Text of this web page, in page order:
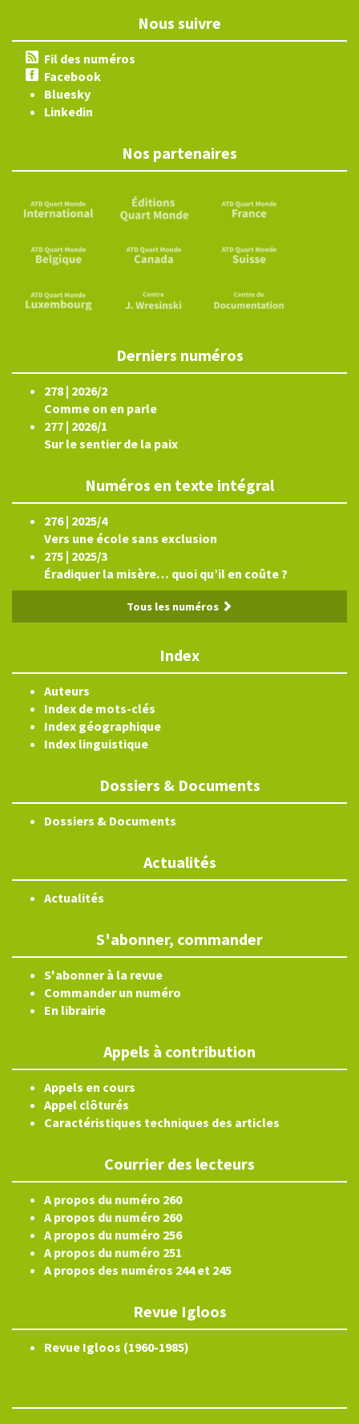
Nous suivre
Fil des numéros
Facebook
Bluesky
Linkedin
Nos partenaires
Derniers numéros
278 | 2026/2
Comme on en parle
277 | 2026/1
Sur le sentier de la paix
Numéros en texte intégral
276 | 2025/4
Vers une école sans exclusion
275 | 2025/3
Éradiquer la misère… quoi qu’il en coûte ?
Tous les numéros
Index
Auteurs
Index de mots-clés
Index géographique
Index linguistique
Dossiers & Documents
Dossiers & Documents
Actualités
Actualités
S'abonner, commander
S'abonner à la revue
Commander un numéro
En librairie
Appels à contribution
Appels en cours
Appel clôturés
Caractéristiques techniques des articles
Courrier des lecteurs
A propos du numéro 260
A propos du numéro 260
A propos du numéro 256
A propos du numéro 251
A propos des numéros 244 et 245
Revue Igloos
Revue Igloos (1960-1985)